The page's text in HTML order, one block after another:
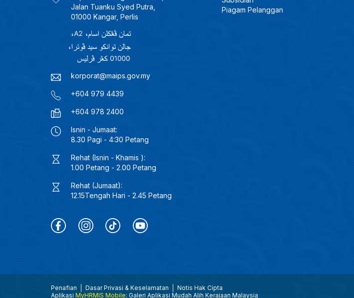
Jalan Tuanku Syed Putra,
01000 Kangar, Perlis
korporat@maips.gov.my
+604 979 4439
+604 978 2400
Isnin - Jumaat:
8.30 Pagi - 4:30 Petang
Rehat (Isnin - Khamis ):
1.00 Petang - 2.00 Petang
Rehat (Jumaat):
12.15Tengah Hari - 2.45 Petang
Piagam Pelanggan
Penafian Dasar Privasi & Keselamatan
Notis Hak Cipta
Aplikasi MyHRMIS Mobile: Galeri Aplikasi Mudah Alih Kerajaan Malaysia